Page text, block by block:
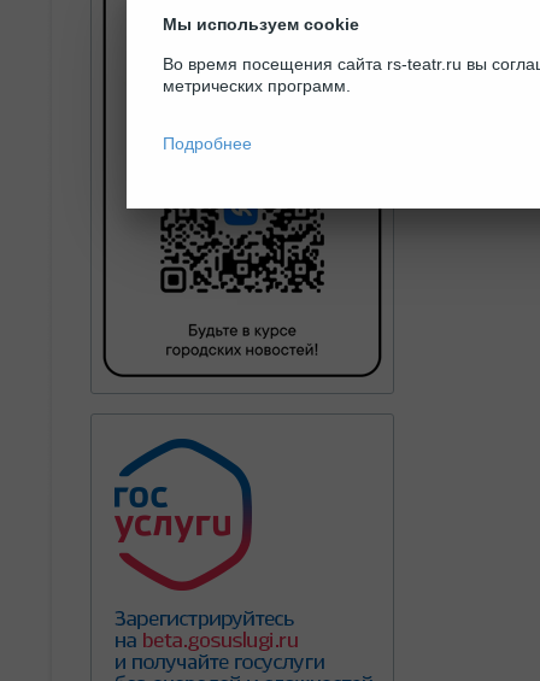
Мы используем cookie
Во время посещения сайта rs-teatr.ru вы
метрических программ.
Подробнее